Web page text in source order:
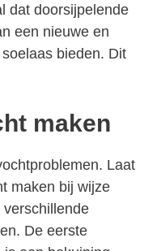
dat doorsijpelende
een nieuwe en
bieden. Dit
maken
Laat
maken bij wijze
De eerste